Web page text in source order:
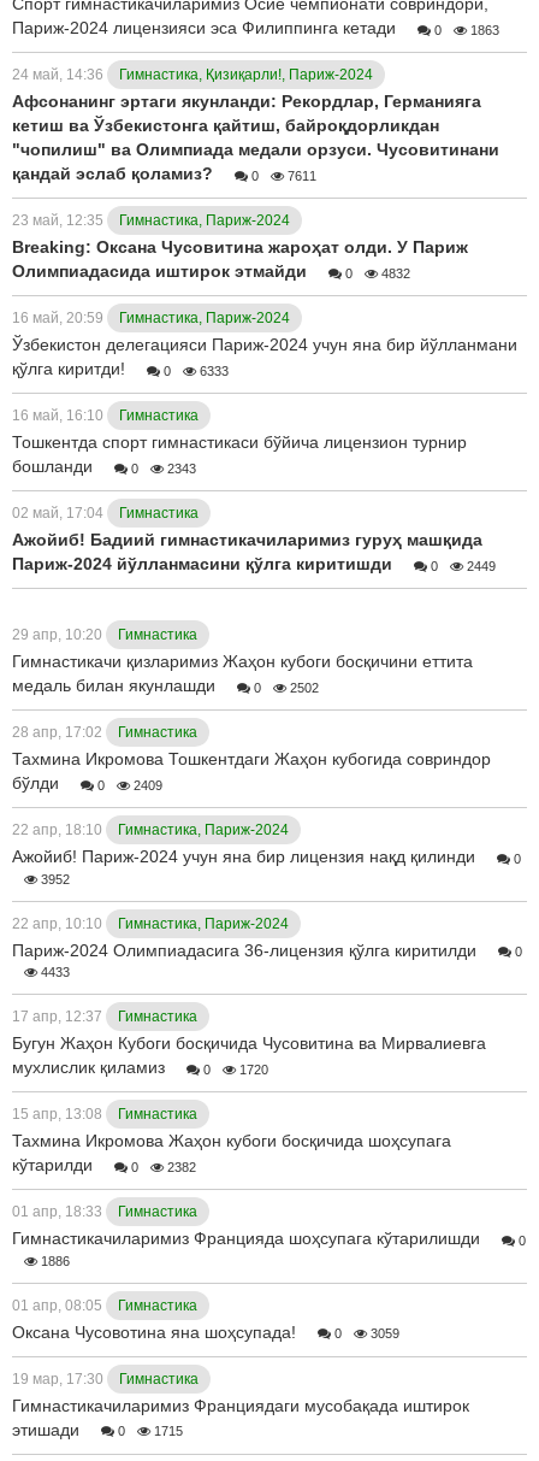
Париж-2024 лицензияси эса Филиппинга кетади
0 1863
24 май, 14:36 Гимнастика, Қизиқарли!, Париж-2024
Афсонанинг эртаги якунланди: Рекордлар, Германияга
кетиш ва Ўзбекистонга қайтиш, байроқдорликдан
"чопилиш" ва Олимпиада медали орзуси. Чусовитинани
қандай эслаб қоламиз?
0 7611
23 май, 12:35 Гимнастика, Париж-2024
Breaking: Оксана Чусовитина жароҳат олди. У Париж
Олимпиадасида иштирок этмайди
0 4832
16 май, 20:59 Гимнастика, Париж-2024
Ўзбекистон делегацияси Париж-2024 учун яна бир йўлланмани
қўлга киритди!
0 6333
16 май, 16:10 Гимнастика
Тошкентда спорт гимнастикаси бўйича лицензион турнир
бошланди
0 2343
02 май, 17:04 Гимнастика
Ажойиб! Бадиий гимнастикачиларимиз гуруҳ машқида
Париж-2024 йўлланмасини қўлга киритишди
0 2449
29 апр, 10:20 Гимнастика
Гимнастикачи қизларимиз Жаҳон кубоги босқичини еттита
медаль билан якунлашди
0 2502
28 апр, 17:02 Гимнастика
Тахмина Икромова Тошкентдаги Жаҳон кубогида совриндор
бўлди
0 2409
22 апр, 18:10 Гимнастика, Париж-2024
Ажойиб! Париж-2024 учун яна бир лицензия нақд қилинди
0
3952
22 апр, 10:10 Гимнастика, Париж-2024
Париж-2024 Олимпиадасига 36-лицензия қўлга киритилди
0
4433
17 апр, 12:37 Гимнастика
Бугун Жаҳон Кубоги босқичида Чусовитина ва Мирвалиевга
мухлислик қиламиз
0 1720
15 апр, 13:08 Гимнастика
Тахмина Икромова Жаҳон кубоги босқичида шоҳсупага
кўтарилди
0 2382
01 апр, 18:33 Гимнастика
Гимнастикачиларимиз Францияда шоҳсупага кўтарилишди
0
1886
01 апр, 08:05 Гимнастика
Оксана Чусовотина яна шоҳсупада! 0 3059
19 мар, 17:30 Гимнастика
Гимнастикачиларимиз Франциядаги мусобақада иштирок
этишади
0 1715